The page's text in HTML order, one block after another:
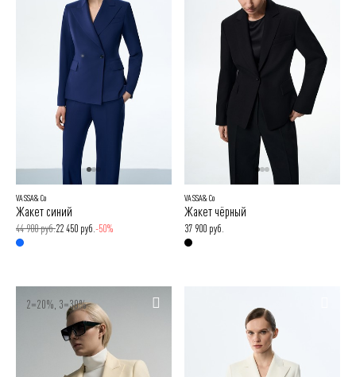
VASSA&Co
Жакет синий
44 900 руб.22 450 руб. -50%
VASSA&Co
Жакет чёрный
37 900 руб.
2=20%, 3=30%